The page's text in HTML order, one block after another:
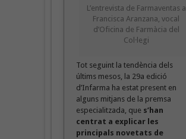
L’entrevista de Farmaventas a
Francisca Aranzana, vocal
d’Oficina de Farmàcia del
Col·legi
Tot seguint la tendència dels
últims mesos, la 29a edició
d’Infarma ha estat present en
alguns mitjans de la premsa
especialitzada, que s’han
centrat a explicar les
principals novetats de